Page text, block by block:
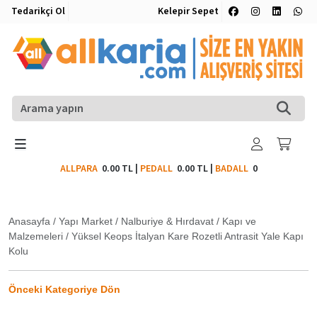
Tedarikçi Ol Kelepir Sepet
ALLPARA 0.00 TL| PEDALL 0.00 TL| BADALL0
Anasayfa / Yapı Market / Nalburiye & Hırdavat / Kapı ve
Malzemeleri / Yüksel Keops İtalyan Kare Rozetli Antrasit Yale Kapı
Kolu
Önceki Kategoriye Dön